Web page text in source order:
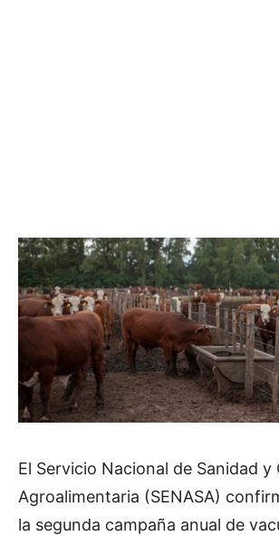
El Servicio Nacional de Sanidad y
Agroalimentaria (SENASA)
la segunda campaña anual de